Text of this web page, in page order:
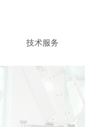
技术服务